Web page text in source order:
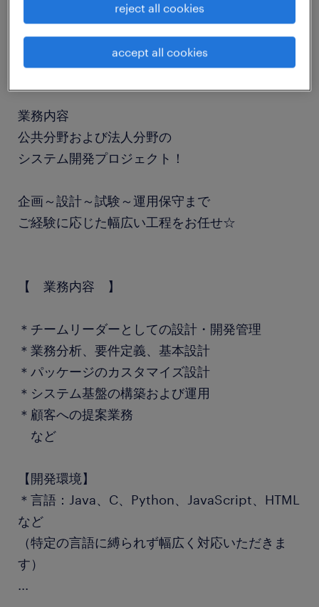
SE（ビジネスアプリケーション系）
長期（3ヶ月以上）
業務内容
公共分野および法人分野の
システム開発プロジェクト！
企画～設計～試験～運用保守まで
ご経験に応じた幅広い工程をお任せ☆
【 業務内容 】
＊チームリーダーとしての設計・開発管理
＊業務分析、要件定義、基本設計
＊パッケージのカスタマイズ設計
＊システム基盤の構築および運用
＊顧客への提案業務
など
【開発環境】
＊言語：Java、C、Python、JavaScript、HTML
など
（特定の言語に縛られず幅広く対応いただきま
す）
...
reject all cookies
accept all cookies